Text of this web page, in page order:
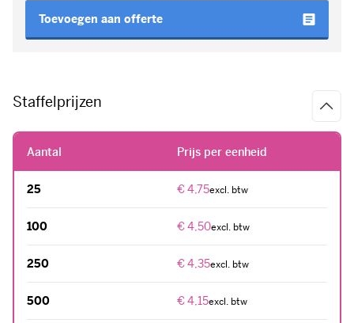
Staffelprijzen
Aantal
25 € 4,75
100 € 4,50
250 € 4,35
500 € 4,15